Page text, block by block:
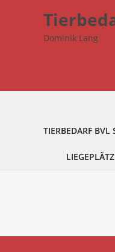
Dominik Lang
TIERBEDARF BVL